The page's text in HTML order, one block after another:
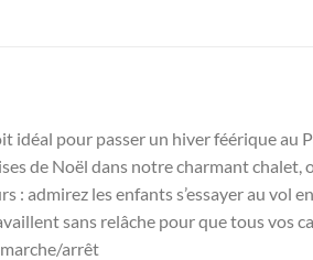
idéal pour passer un hiver féérique au
de Noël dans notre charmant
: admirez les enfants s’essayer au vol
sans relâche pour que tous vos
arrêt